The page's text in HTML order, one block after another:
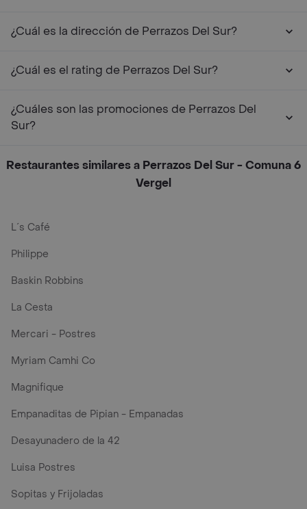
¿Cuál es la dirección de Perrazos Del Sur?
¿Cuál es el rating de Perrazos Del Sur?
¿Cuáles son las promociones de Perrazos Del
Sur?
Restaurantes similares a Perrazos Del Sur - Comuna 6
Vergel
L´s Café
Philippe
Baskin Robbins
La Cesta
Mercari - Postres
Myriam Camhi Co
Magnifique
Empanaditas de Pipian - Empanadas
Desayunadero de la 42
Luisa Postres
Sopitas y Frijoladas